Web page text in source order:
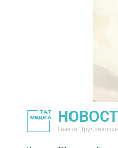
Газета "Трудовая